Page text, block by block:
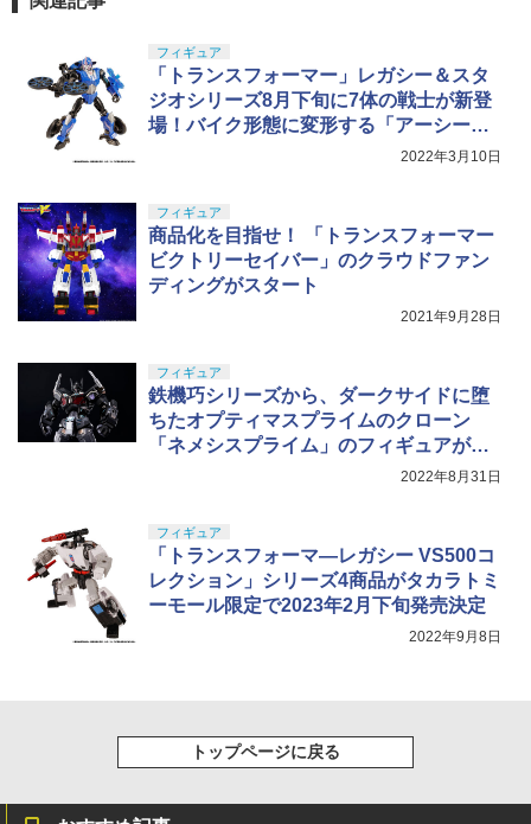
フィギュア
「トランスフォーマー」レガシー＆スタ
ジオシリーズ8月下旬に7体の戦士が新登
場！バイク形態に変形する「アーシー」
やバッタに変形する「キックバック」が
2022年3月10日
フィギュア
商品化を目指せ！ 「トランスフォーマー
ビクトリーセイバー」のクラウドファン
ディングがスタート
2021年9月28日
フィギュア
鉄機巧シリーズから、ダークサイドに堕
ちたオプティマスプライムのクローン
「ネメシスプライム」のフィギュアが登
2022年8月31日
フィギュア
「トランスフォーマ―レガシー VS500コ
レクション」シリーズ4商品がタカラトミ
ーモール限定で2023年2月下旬発売決定
2022年9月8日
トップページに戻る